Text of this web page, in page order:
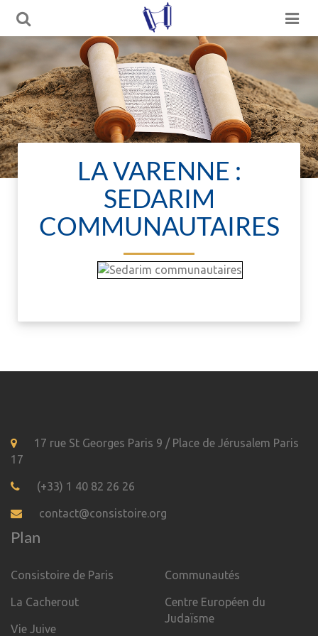
LA VARENNE :
SEDARIM
COMMUNAUTAIRES
17 rue St Georges Paris 9 / Place de Jérusalem Paris
17
(+33) 1 40 82 26 26
contact@consistoire.org
Plan
Consistoire de Paris
La Cacherout
Vie Juive
Communautés
Centre Européen du
Judaïsme